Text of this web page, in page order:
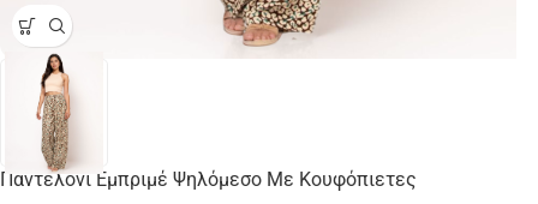
Παντελόνι Εμπριμέ Ψηλόμεσο Με Κουφόπιετες